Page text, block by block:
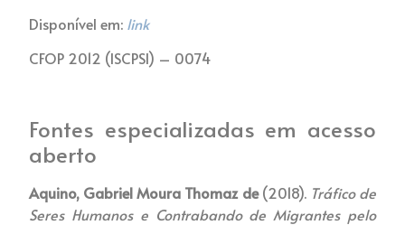
Disponível em: link
CFOP 2012 (ISCPSI) – 0074
Fontes especializadas em acesso
aberto
Aquino, Gabriel Moura Thomaz de(2018). Tráfico de
Seres Humanos e Contrabando de Migrantes pelo